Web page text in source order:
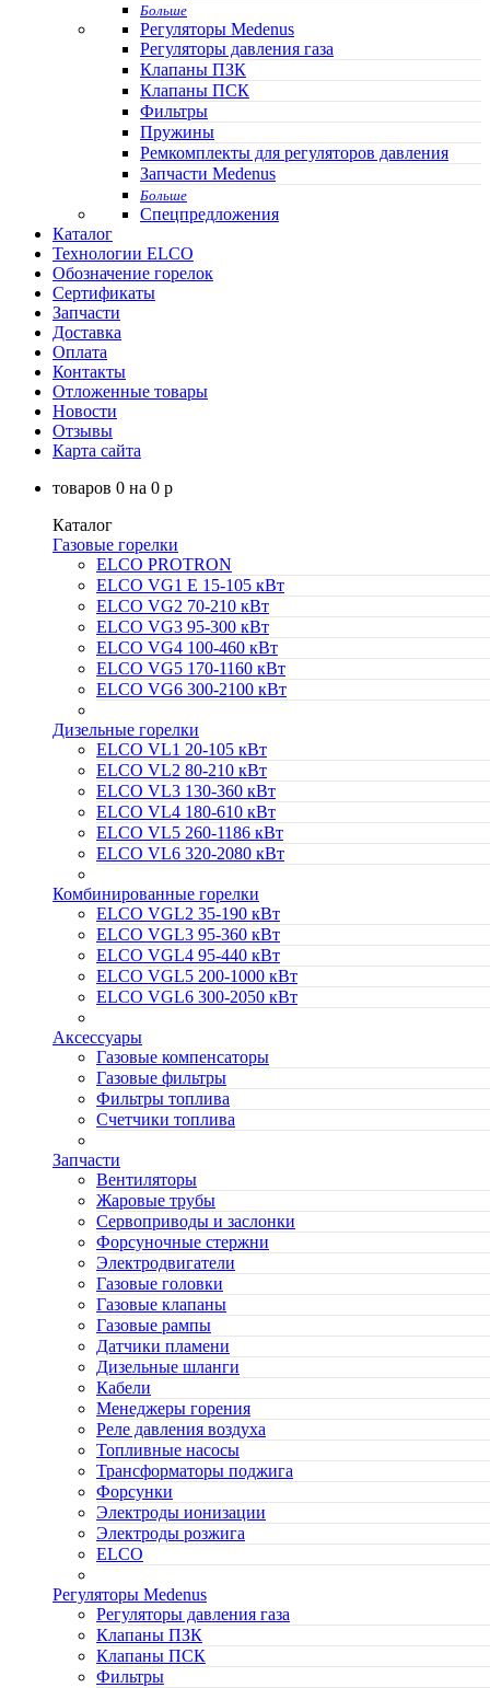
Больше
Регуляторы Medenus
Регуляторы давления газа
Клапаны ПЗК
Клапаны ПСК
Фильтры
Пружины
Ремкомплекты для регуляторов давления
Запчасти Medenus
Больше
Спецпредложения
Каталог
Технологии ELCO
Обозначение горелок
Сертификаты
Запчасти
Доставка
Оплата
Контакты
Отложенные товары
Новости
Отзывы
Карта сайта
товаров 0 на 0 p
Каталог
Газовые горелки
ELCO PROTRON
ELCO VG1 E 15-105 кВт
ELCO VG2 70-210 кВт
ELCO VG3 95-300 кВт
ELCO VG4 100-460 кВт
ELCO VG5 170-1160 кВт
ELCO VG6 300-2100 кВт
Дизельные горелки
ELCO VL1 20-105 кВт
ELCO VL2 80-210 кВт
ELCO VL3 130-360 кВт
ELCO VL4 180-610 кВт
ELCO VL5 260-1186 кВт
ELCO VL6 320-2080 кВт
Комбинированные горелки
ELCO VGL2 35-190 кВт
ELCO VGL3 95-360 кВт
ELCO VGL4 95-440 кВт
ELCO VGL5 200-1000 кВт
ELCO VGL6 300-2050 кВт
Аксессуары
Газовые компенсаторы
Газовые фильтры
Фильтры топлива
Счетчики топлива
Запчасти
Вентиляторы
Жаровые трубы
Сервоприводы и заслонки
Форсуночные стержни
Электродвигатели
Газовые головки
Газовые клапаны
Газовые рампы
Датчики пламени
Дизельные шланги
Кабели
Менеджеры горения
Реле давления воздуха
Топливные насосы
Трансформаторы поджига
Форсунки
Электроды ионизации
Электроды розжига
ELCO
Регуляторы Medenus
Регуляторы давления газа
Клапаны ПЗК
Клапаны ПСК
Фильтры